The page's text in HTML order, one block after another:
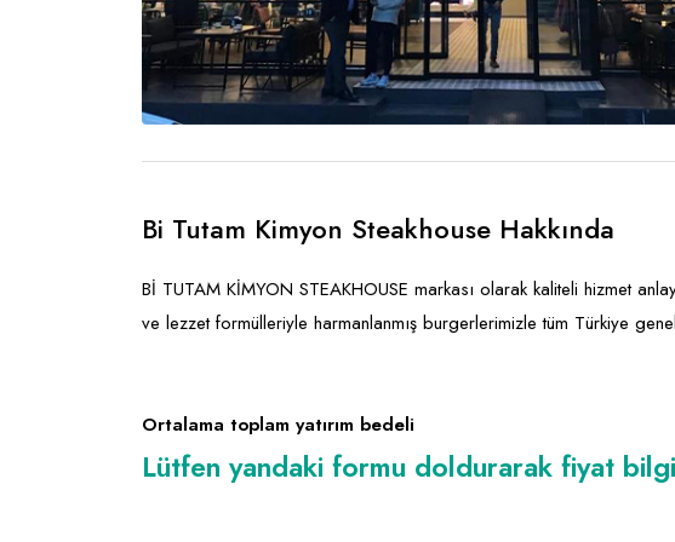
Bi Tutam Kimyon Steakhouse Hakkında
Bİ TUTAM KİMYON STEAKHOUSE markası olarak kaliteli hizmet
ve lezzet formülleriyle harmanlanmış burgerlerimizle tüm Türkiye
Ortalama toplam yatırım bedeli
Lütfen yandaki formu doldurarak fiyat